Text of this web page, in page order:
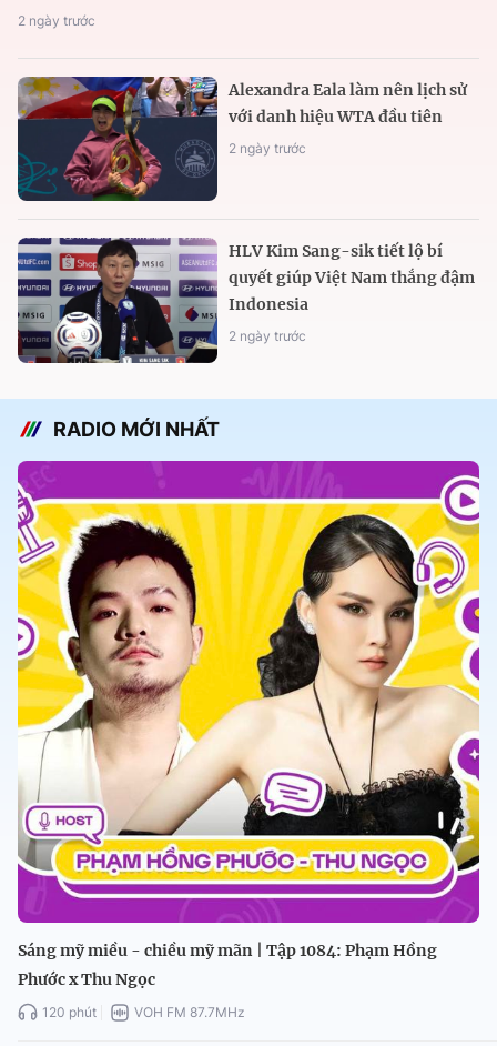
2 ngày trước
Alexandra Eala làm nên lịch sử
với danh hiệu WTA đầu tiên
2 ngày trước
HLV Kim Sang-sik tiết lộ bí
quyết giúp Việt Nam thắng đậm
Indonesia
2 ngày trước
RADIO MỚI NHẤT
Sáng mỹ miều - chiều mỹ mãn | Tập 1084: Phạm Hồng
Phước x Thu Ngọc
120 phút VOH FM 87.7MHz